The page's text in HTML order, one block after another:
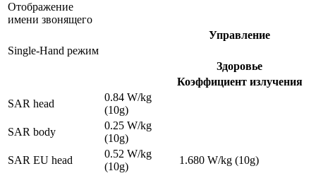
Отображение
имени звонящего
Управление
Single-Hand режим
Здоровье
Коэффициент излучения
SAR head
0.84 W/kg
(10g)
SAR body
0.25 W/kg
(10g)
SAR EU head
0.52 W/kg
(10g)
1.680 W/kg (10g)